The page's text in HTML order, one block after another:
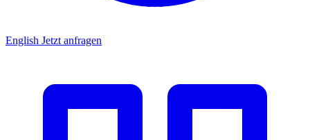
English Jetzt anfragen